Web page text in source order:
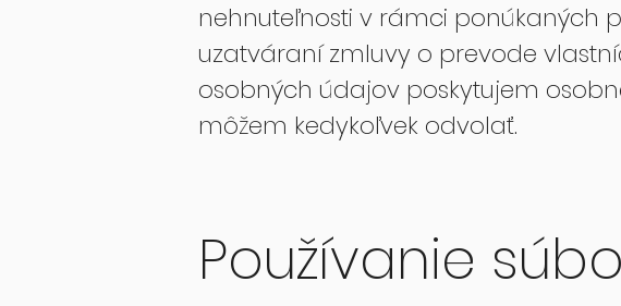
nehnuteľnosti v rámci ponúkaných
uzatváraní zmluvy o prevode
osobných údajov poskytujem
môžem kedykoľvek odvolať.
Používanie